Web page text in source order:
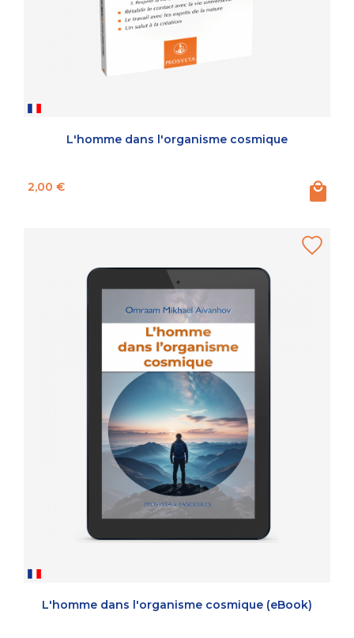
L'homme dans l'organisme cosmique
Prix
2,00 €
L'homme dans l'organisme cosmique (eBook)